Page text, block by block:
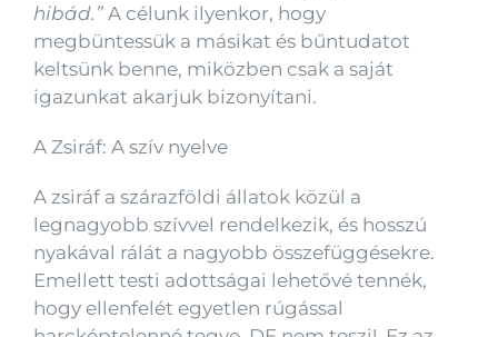
hibád.” A célunk ilyenkor, hogy
megbüntessük a másikat és bűntudatot
keltsünk benne, miközben csak a saját
igazunkat akarjuk bizonyítani.
A Zsiráf: A szív nyelve
A zsiráf a szárazföldi állatok közül a
legnagyobb szívvel rendelkezik, és hosszú
nyakával rálát a nagyobb összefüggésekre.
Emellett testi adottságai lehetővé tennék,
hogy ellenfelét egyetlen rúgással